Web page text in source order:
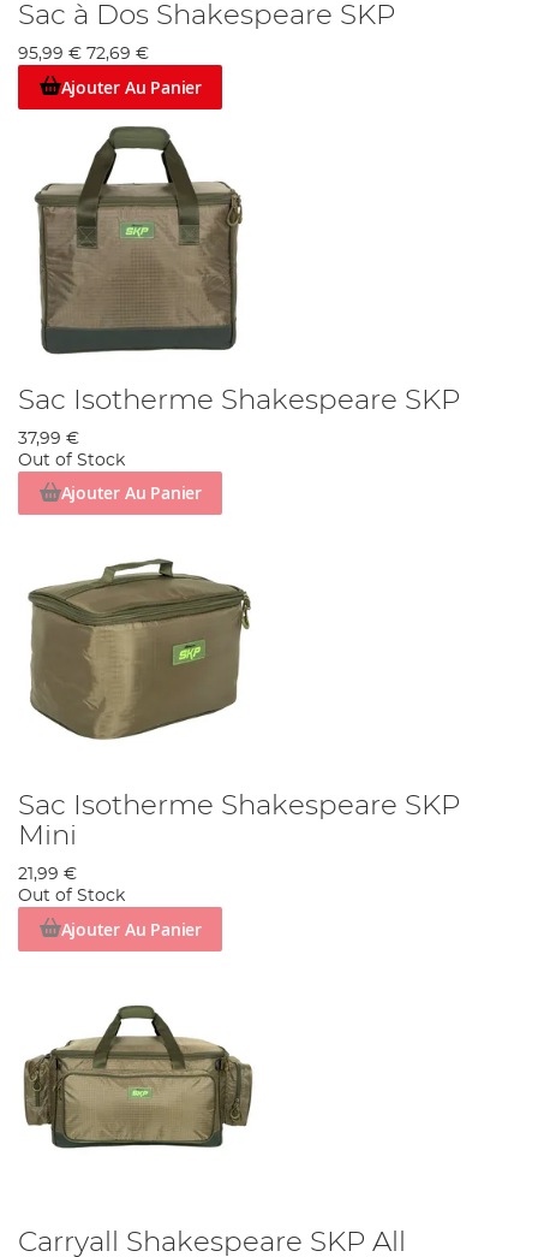
Sac à Dos Shakespeare SKP
95,99 € 72,69 €
Ajouter Au Panier
Sac Isotherme Shakespeare SKP
37,99 €
Out of Stock
Ajouter Au Panier
Sac Isotherme Shakespeare SKP
Mini
21,99 €
Out of Stock
Ajouter Au Panier
Carryall Shakespeare SKP All